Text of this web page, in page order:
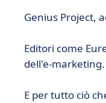
Genius Project,
Editori come
dell'e-marketing.
E per tutto ciò